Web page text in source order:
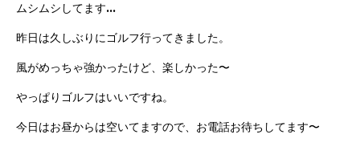
ムシムシしてます…
昨日は久しぶりにゴルフ行ってきました。
風がめっちゃ強かったけど、楽しかった〜
やっぱりゴルフはいいですね。
今日はお昼からは空いてますので、お電話お待ちしてます〜